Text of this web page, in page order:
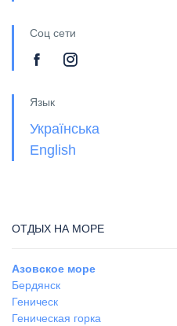
Соц сети
Язык
Українська
English
ОТДЫХ НА МОРЕ
Азовское море
Бердянск
Геническ
Геническая горка